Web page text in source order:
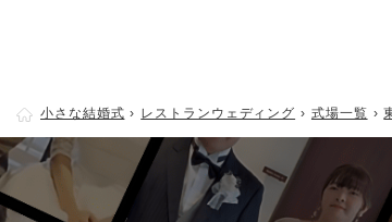
小さな結婚式 レストランウェディング 式場一覧